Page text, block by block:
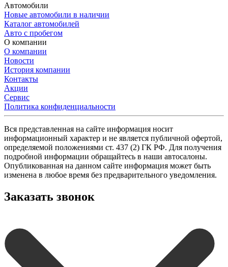
Автомобили
Новые автомобили в наличии
Каталог автомобилей
Авто с пробегом
О компании
О компании
Новости
История компании
Контакты
Акции
Сервис
Политика конфиденциальности
Вся представленная на сайте информация носит
информационный характер и не является публичной офертой,
определяемой положениями ст. 437 (2) ГК РФ. Для получения
подробной информации обращайтесь в наши автосалоны.
Опубликованная на данном сайте информация может быть
изменена в любое время без предварительного уведомления.
Заказать звонок